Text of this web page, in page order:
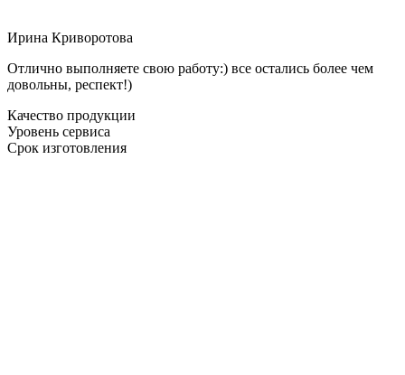
Ирина Криворотова
Отлично выполняете свою работу:) все остались более чем
довольны, респект!)
Качество продукции
Уровень сервиса
Срок изготовления